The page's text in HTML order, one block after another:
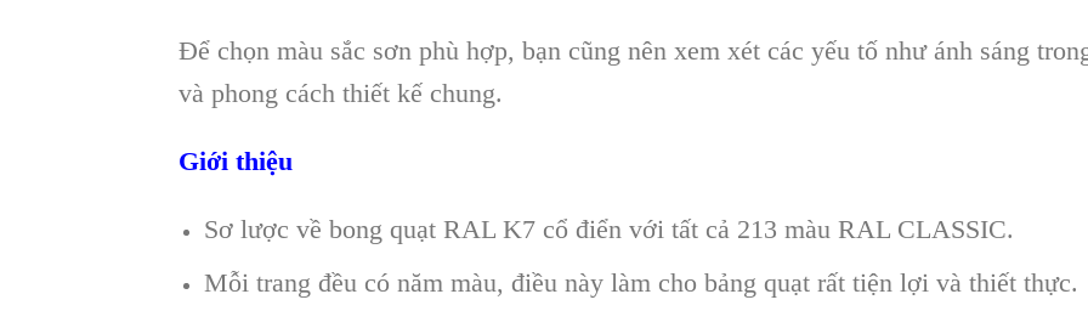
Để chọn màu sắc sơn phù hợp, bạn cũng nên xem xét các yếu tố như ánh sáng
và phong cách thiết kế chung.
Giới thiệu
Sơ lược về bong quạt RAL K7 cổ điển với tất cả 213 màu RAL CLASSIC.
Mỗi trang đều có năm màu, điều này làm cho bảng quạt rất tiện lợi và thiết thực.